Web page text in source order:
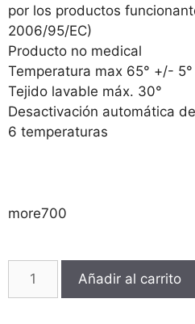
por los productos
2006/95/EC)
Producto no medical
Temperatura max 65° +/- 5°
Tejido lavable máx. 30°
Desactivación automática
6 temperaturas
more700
Añadir al carrito